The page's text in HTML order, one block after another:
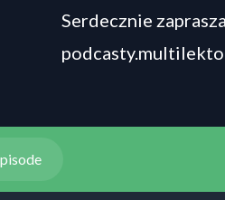
Serdecznie